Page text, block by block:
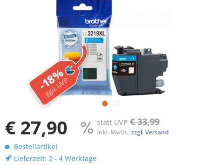
-18%
ggü. UVP
€ 27,90 statt UVP € 33,99
inkl. MwSt., zzgl. Versand
Bestellartikel
Lieferzeit: 2 - 4 Werktage